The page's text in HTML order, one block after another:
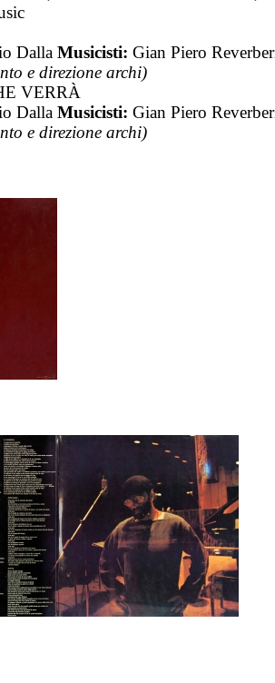
Dalla Musicisti: Gian Piero
e direzione archi)
VERRÀ
Dalla Musicisti: Gian Piero
e direzione archi)